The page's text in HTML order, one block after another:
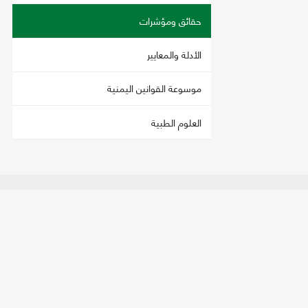
حقائق ومؤشرات
الأدلة والمعايير
موسوعة القوانين اليمنية
العلوم الطبية